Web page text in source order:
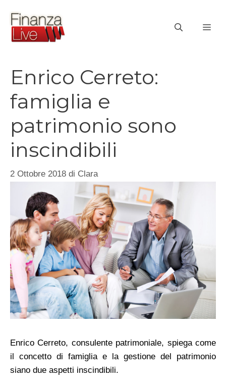
contenuto
Enrico Cerreto:
famiglia e
patrimonio sono
inscindibili
2 Ottobre 2018 di Clara
Enrico Cerreto, consulente patrimoniale, spiega come
il concetto di famiglia e la gestione del patrimonio
siano due aspetti inscindibili.